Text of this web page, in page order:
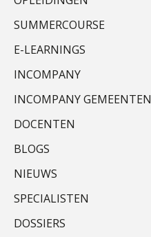
SUMMERCOURSE
E-LEARNINGS
INCOMPANY
INCOMPANY GEMEENTEN
DOCENTEN
BLOGS
NIEUWS
SPECIALISTEN
DOSSIERS